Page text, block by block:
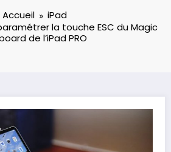
Accueil
iPad
la touche ESC du Magic
de l’iPad PRO